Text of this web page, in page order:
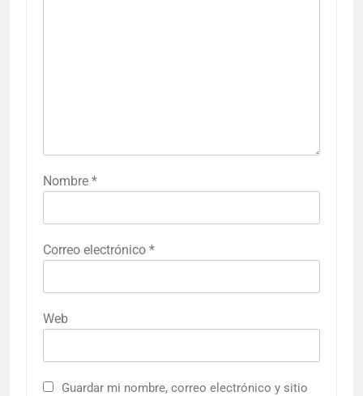
Nombre *
Correo electrónico *
Web
Guardar mi nombre, correo electrónico y sitio